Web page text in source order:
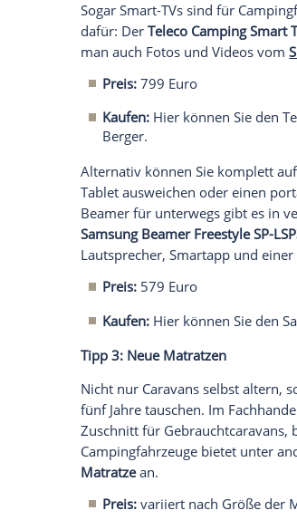
Kaufen:Hier können
Berger.
Tipp 2: TV-Geräte & Beamer
Wer einen besonders
modernen
12-Volt-Bordnetz
beispielsweise den
integriertem DVD-Player.
Preis: 279 Euro
Camping Wagner.
Sogar Smart-TVs sind für
dafür: DerTelecoCamping
man auch Fotos und